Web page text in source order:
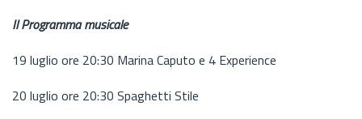
Il Programma musicale
19 luglio ore 20:30 Marina Caputo e 4 Experience
20 luglio ore 20:30 Spaghetti Stile